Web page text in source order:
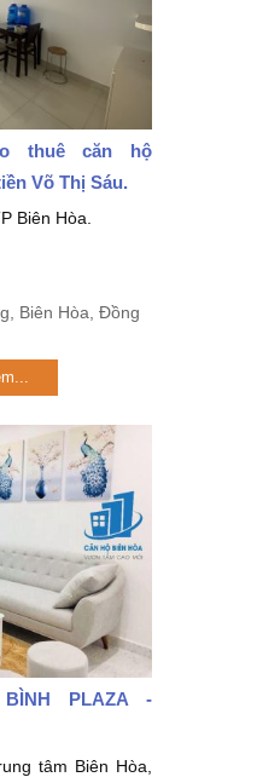
thuê căn hộ
Võ Thị Sáu.
Biên Hòa.
Biên Hòa, Đồng
PLAZA -
tâm Biên Hòa,